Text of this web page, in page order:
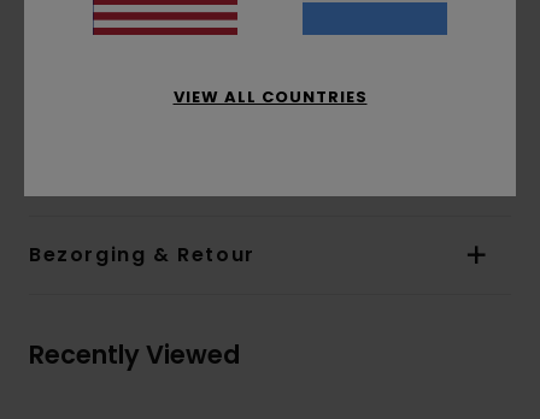
Zakken:Kangoeroezakken
Bezorging & Retour
Recently Viewed
VIEW ALL COUNTRIES